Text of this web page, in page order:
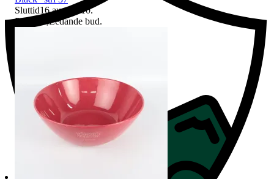
Sluttid16 aug 19:10.
Pris:
Ledande bud.